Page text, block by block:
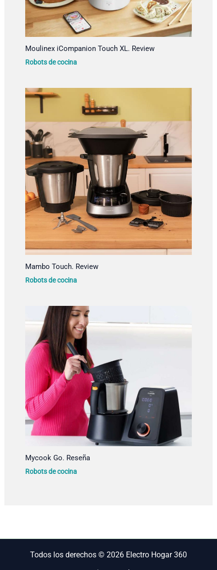
Moulinex iCompanion Touch XL. Review
Robots de cocina
Mambo Touch. Review
Robots de cocina
Mycook Go. Reseña
Robots de cocina
Todos los derechos © 2026 Electro Hogar 360